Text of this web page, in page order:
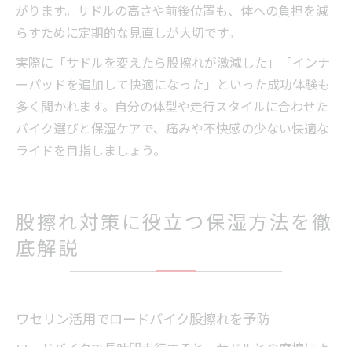
がります。サドルの高さや前後位置も、体への負担を減
らすために定期的な見直しが大切です。
実際に「サドルを変えたら股擦れが激減した」「インナ
ーパッドを追加して快適になった」といった成功体験も
多く聞かれます。自分の体型や走行スタイルに合わせた
バイク選びと保湿ケアで、痛みや不快感の少ない快適な
ライドを目指しましょう。
股擦れ対策に役立つ保湿方法を徹
底解説
ワセリン活用でロードバイク股擦れを予防